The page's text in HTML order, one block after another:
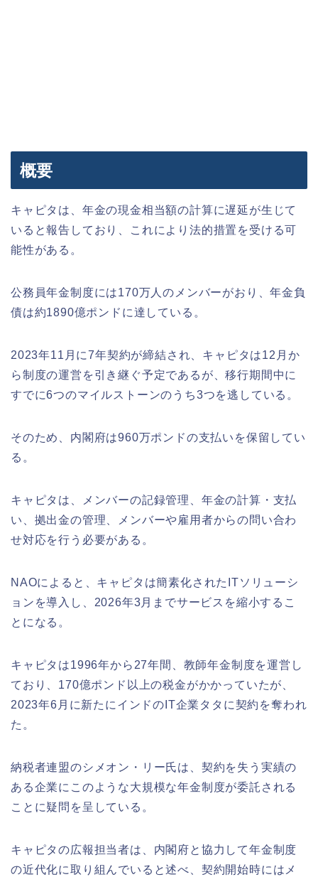
概要
キャピタは、年金の現金相当額の計算に遅延が生じて
いると報告しており、これにより法的措置を受ける可
能性がある。
公務員年金制度には170万人のメンバーがおり、年金負
債は約1890億ポンドに達している。
2023年11月に7年契約が締結され、キャピタは12月か
ら制度の運営を引き継ぐ予定であるが、移行期間中に
すでに6つのマイルストーンのうち3つを逃している。
そのため、内閣府は960万ポンドの支払いを保留してい
る。
キャピタは、メンバーの記録管理、年金の計算・支払
い、拠出金の管理、メンバーや雇用者からの問い合わ
せ対応を行う必要がある。
NAOによると、キャピタは簡素化されたITソリューシ
ョンを導入し、2026年3月までサービスを縮小するこ
とになる。
キャピタは1996年から27年間、教師年金制度を運営し
ており、170億ポンド以上の税金がかかっていたが、
2023年6月に新たにインドのIT企業タタに契約を奪われ
た。
納税者連盟のシメオン・リー氏は、契約を失う実績の
ある企業にこのような大規模な年金制度が委託される
ことに疑問を呈している。
キャピタの広報担当者は、内閣府と協力して年金制度
の近代化に取り組んでいると述べ、契約開始時にはメ